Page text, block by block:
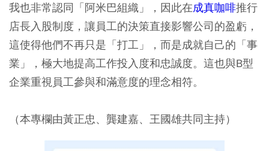
我也非常認同「阿米巴組織」，因此在成真咖啡推行
店長入股制度，讓員工的決策直接影響公司的盈虧，
這使得他們不再只是「打工」，而是成就自己的「事
業」，極大地提高工作投入度和忠誠度。這也與B型
企業重視員工參與和滿意度的理念相符。
（本專欄由黃正忠、龔建嘉、王國雄共同主持）